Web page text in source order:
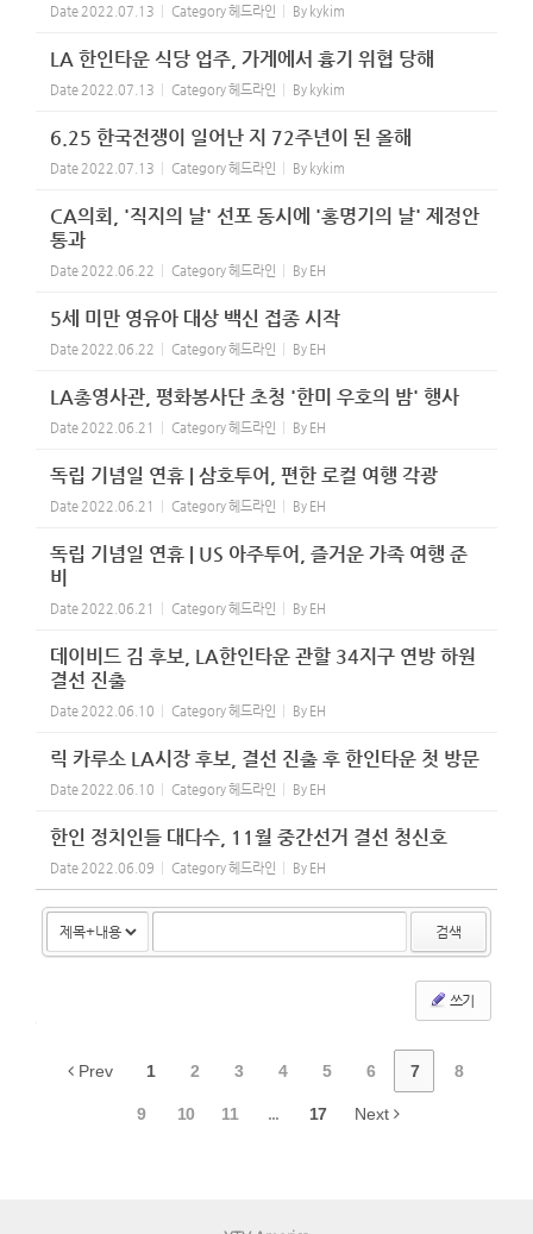
Date 2022.07.13 Category헤드라인 By kykim
LA 한인타운 식당 업주, 가게에서 흉기 위협 당해
Date 2022.07.13 Category헤드라인 By kykim
6.25 한국전쟁이 일어난 지 72주년이 된 올해
Date 2022.07.13 Category헤드라인 By kykim
CA의회, '직지의 날' 선포 동시에 '홍명기의 날' 제정안
통과
Date 2022.06.22 Category헤드라인 By EH
5세 미만 영유아 대상 백신 접종 시작
Date 2022.06.22 Category헤드라인 By EH
LA총영사관, 평화봉사단 초청 '한미 우호의 밤' 행사
Date 2022.06.21 Category헤드라인 By EH
독립 기념일 연휴 | 삼호투어, 편한 로컬 여행 각광
Date 2022.06.21 Category헤드라인 By EH
독립 기념일 연휴 | US 아주투어, 즐거운 가족 여행 준
비
Date 2022.06.21 Category헤드라인 By EH
데이비드 김 후보, LA한인타운 관할 34지구 연방 하원
결선 진출
Date 2022.06.10 Category헤드라인 By EH
릭 카루소 LA시장 후보, 결선 진출 후 한인타운 첫 방문
Date 2022.06.10 Category헤드라인 By EH
한인 정치인들 대다수, 11월 중간선거 결선 청신호
Date 2022.06.09 Category헤드라인 By EH
검색
쓰기
Prev 1 2 3 4 5 6 7 8
9 10 11 ... 17 Next